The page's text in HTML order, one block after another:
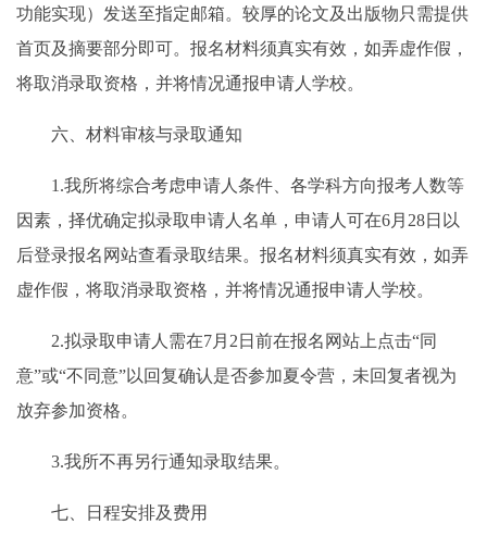
功能实现）发送至指定邮箱。较厚的论文及出版物只需提供
首页及摘要部分即可。报名材料须真实有效，如弄虚作假，
将取消录取资格，并将情况通报申请人学校。
六、材料审核与录取通知
1.我所将综合考虑申请人条件、各学科方向报考人数等
因素，择优确定拟录取申请人名单，申请人可在6月28日以
后登录报名网站查看录取结果。报名材料须真实有效，如弄
虚作假，将取消录取资格，并将情况通报申请人学校。
2.拟录取申请人需在7月2日前在报名网站上点击“同
意”或“不同意”以回复确认是否参加夏令营，未回复者视为
放弃参加资格。
3.我所不再另行通知录取结果。
七、日程安排及费用